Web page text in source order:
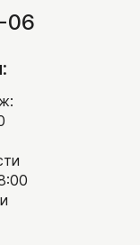
06